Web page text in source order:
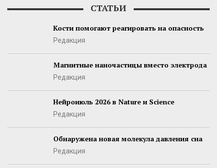
СТАТЬИ
Кости помогают реагировать на опасность
Редакция
Магнитные наночастицы вместо электрода
Редакция
Нейроиюль 2026 в Nature и Science
Редакция
Обнаружена новая молекула давления сна
Редакция